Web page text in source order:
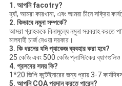
1. আপনি facotry?
হ্যাঁ, আমরা কারখানা, এবং আমরা চীনে সক্রিয়
2. কিভাবে নমুনা সম্পর্কে?
আমরা গ্রাহককে বিনামূল্যে নমুনা সরবরাহ করতে
মালবাহী চার্জ নেওয়া দরকার।
3. কি ধরনের যদি প্যাকেজ ব্যবহার করা হবে?
25 কেজি এবং 500 কেজি প্লাস্টিকের ব্যাগগুলিও
4. প্রসবের সময় কি?
1*20 জিপি কন্টেইনারের জন্য প্রায় 3-7
5. আপনি COA প্রদান করতে পারেন?